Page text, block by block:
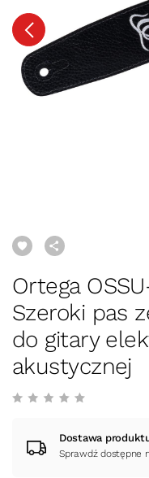
Ortega
Szeroki pas
do gitary
akustycznej
Dostawa
Sprawdź dostępne